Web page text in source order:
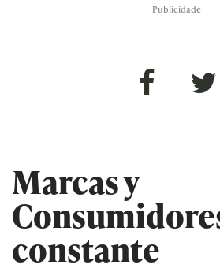
Publicidade
Marcas y
constante